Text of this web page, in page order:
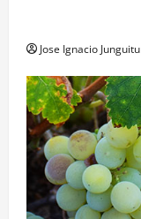
Jose Ignacio Junguitu